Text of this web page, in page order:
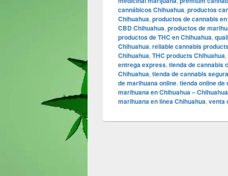
cannábicos Chihuahua, productos
Chihuahua, productos de cannabis
CBD Chihuahua, productos de
productos de THC en Chihuahua,
Chihuahua, reliable cannabis
Chihuahua, THC products Chihuahua,
entrega express, tienda de cannabis
Chihuahua, tienda de cannabis
de marihuana online, tienda online de
marihuana en Chihuahua –
marihuana en línea Chihuahua, venta